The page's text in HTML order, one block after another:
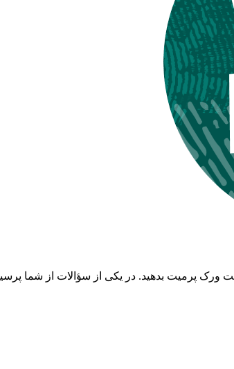
ورک پرمیت بدهید. در یکی از سؤالات از شما